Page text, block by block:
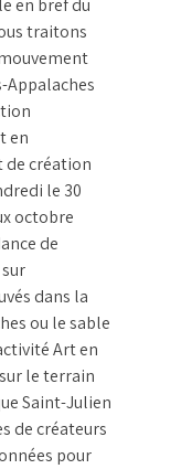
en bref du
traitons
Appalaches
en
de création
le 30
octobre
de
dans la
ou le sable
Art en
le terrain
Saint-Julien
de créateurs
pour